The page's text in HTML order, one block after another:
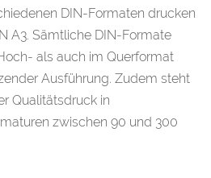
DIN-Formaten drucken
A3. Sämtliche DIN-Formate
als auch im Querformat
Ausführung. Zudem steht
Qualitätsdruck in
zwischen 90 und 300